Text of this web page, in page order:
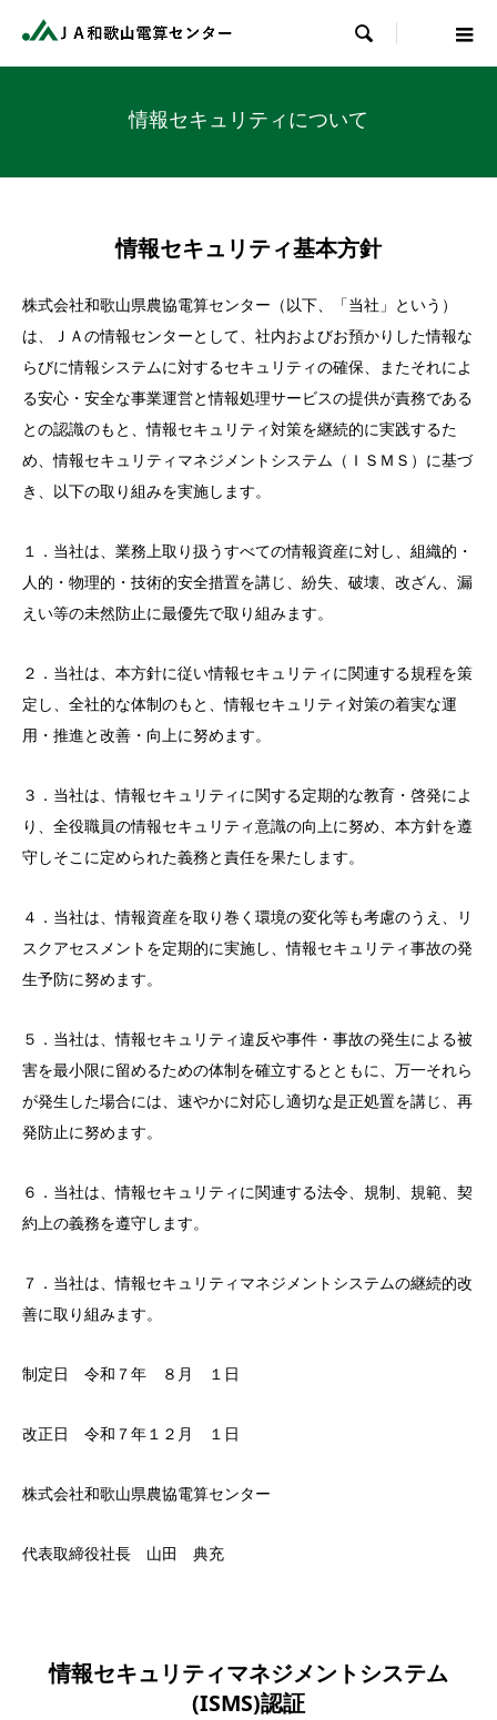

情報セキュリティについて
情報セキュリティ基本方針
株式会社和歌山県農協電算センター（以下、「当社」という）
は、ＪＡの情報センターとして、社内およびお預かりした情報な
らびに情報システムに対するセキュリティの確保、またそれによ
る安心・安全な事業運営と情報処理サービスの提供が責務である
との認識のもと、情報セキュリティ対策を継続的に実践するた
め、情報セキュリティマネジメントシステム（ＩＳＭＳ）に基づ
き、以下の取り組みを実施します。
１．当社は、業務上取り扱うすべての情報資産に対し、組織的・
人的・物理的・技術的安全措置を講じ、紛失、破壊、改ざん、漏
えい等の未然防止に最優先で取り組みます。
２．当社は、本方針に従い情報セキュリティに関連する規程を策
定し、全社的な体制のもと、情報セキュリティ対策の着実な運
用・推進と改善・向上に努めます。
３．当社は、情報セキュリティに関する定期的な教育・啓発によ
り、全役職員の情報セキュリティ意識の向上に努め、本方針を遵
守しそこに定められた義務と責任を果たします。
４．当社は、情報資産を取り巻く環境の変化等も考慮のうえ、リ
スクアセスメントを定期的に実施し、情報セキュリティ事故の発
生予防に努めます。
５．当社は、情報セキュリティ違反や事件・事故の発生による被
害を最小限に留めるための体制を確立するとともに、万一それら
が発生した場合には、速やかに対応し適切な是正処置を講じ、再
発防止に努めます。
６．当社は、情報セキュリティに関連する法令、規制、規範、契
約上の義務を遵守します。
７．当社は、情報セキュリティマネジメントシステムの継続的改
善に取り組みます。
制定日 令和７年 ８月 １日
改正日 令和７年１２月 １日
株式会社和歌山県農協電算センター
代表取締役社長 山田 典充
情報セキュリティマネジメントシステム
(ISMS)認証